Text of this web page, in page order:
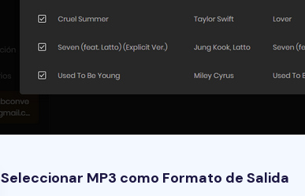
Seleccionar MP3 como Formato de Salida